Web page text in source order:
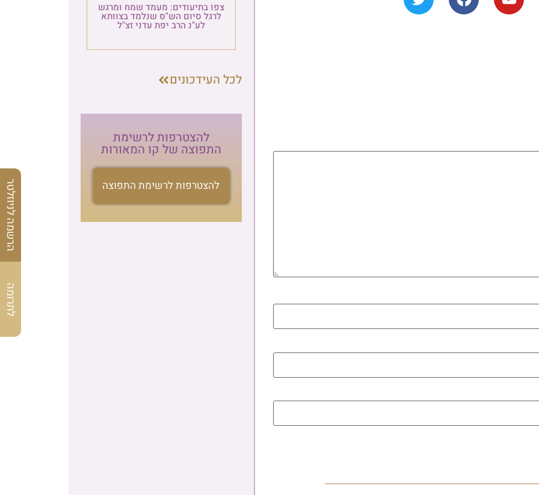
צפו בתיעודים: מעמד שמח ומרגש
לרגל סיום הש"ס שנלמד בצוותא
לע"נ הרב יפת עדני זצ"ל
לכל העידכונים
להצטרפות לרשימת
התפוצה של קו המאורות
להצטרפות לרשימת התפוצה הרשמה לניוזלטר
לתרומה